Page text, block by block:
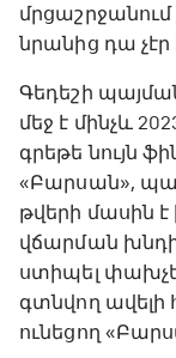
մրցաշրջանում
նրանից դա չէր
Գեդեշի
մեջ է մինչև
գրեթե նույն
«Բարսան»,
թվերի մասին
վճարման
ստիպել
գտնվող ավելի
ունեցող